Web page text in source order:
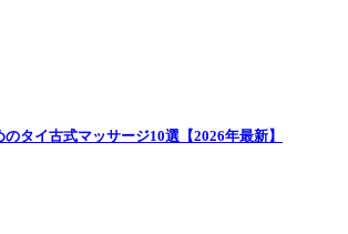
タイ古式マッサージ10選【2026年最新】